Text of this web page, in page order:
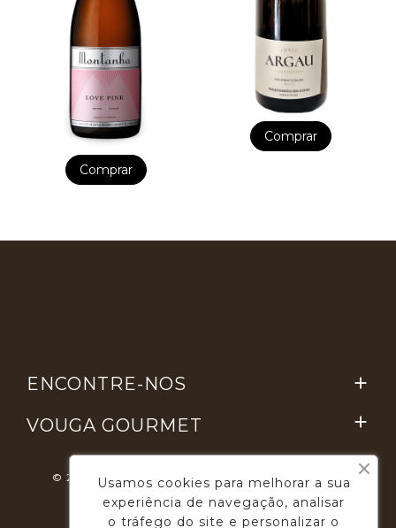
Comprar
Comprar
ENCONTRE-NOS 
VOUGA GOURMET 
© 2026 - Desenvolvimento E Suporte: Webfeel.pt
Usamos cookies para melhorar a sua
experiência de navegação, analisar
o tráfego do site e personalizar o